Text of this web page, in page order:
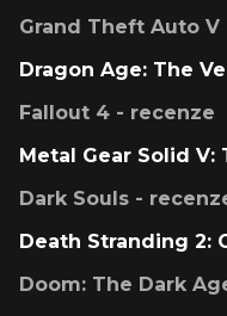
Grand Theft Auto V
Dragon Age: The
Fallout 4 - recenze
Metal Gear Solid V:
Dark Souls -
Death Stranding 2:
Doom: The Dark